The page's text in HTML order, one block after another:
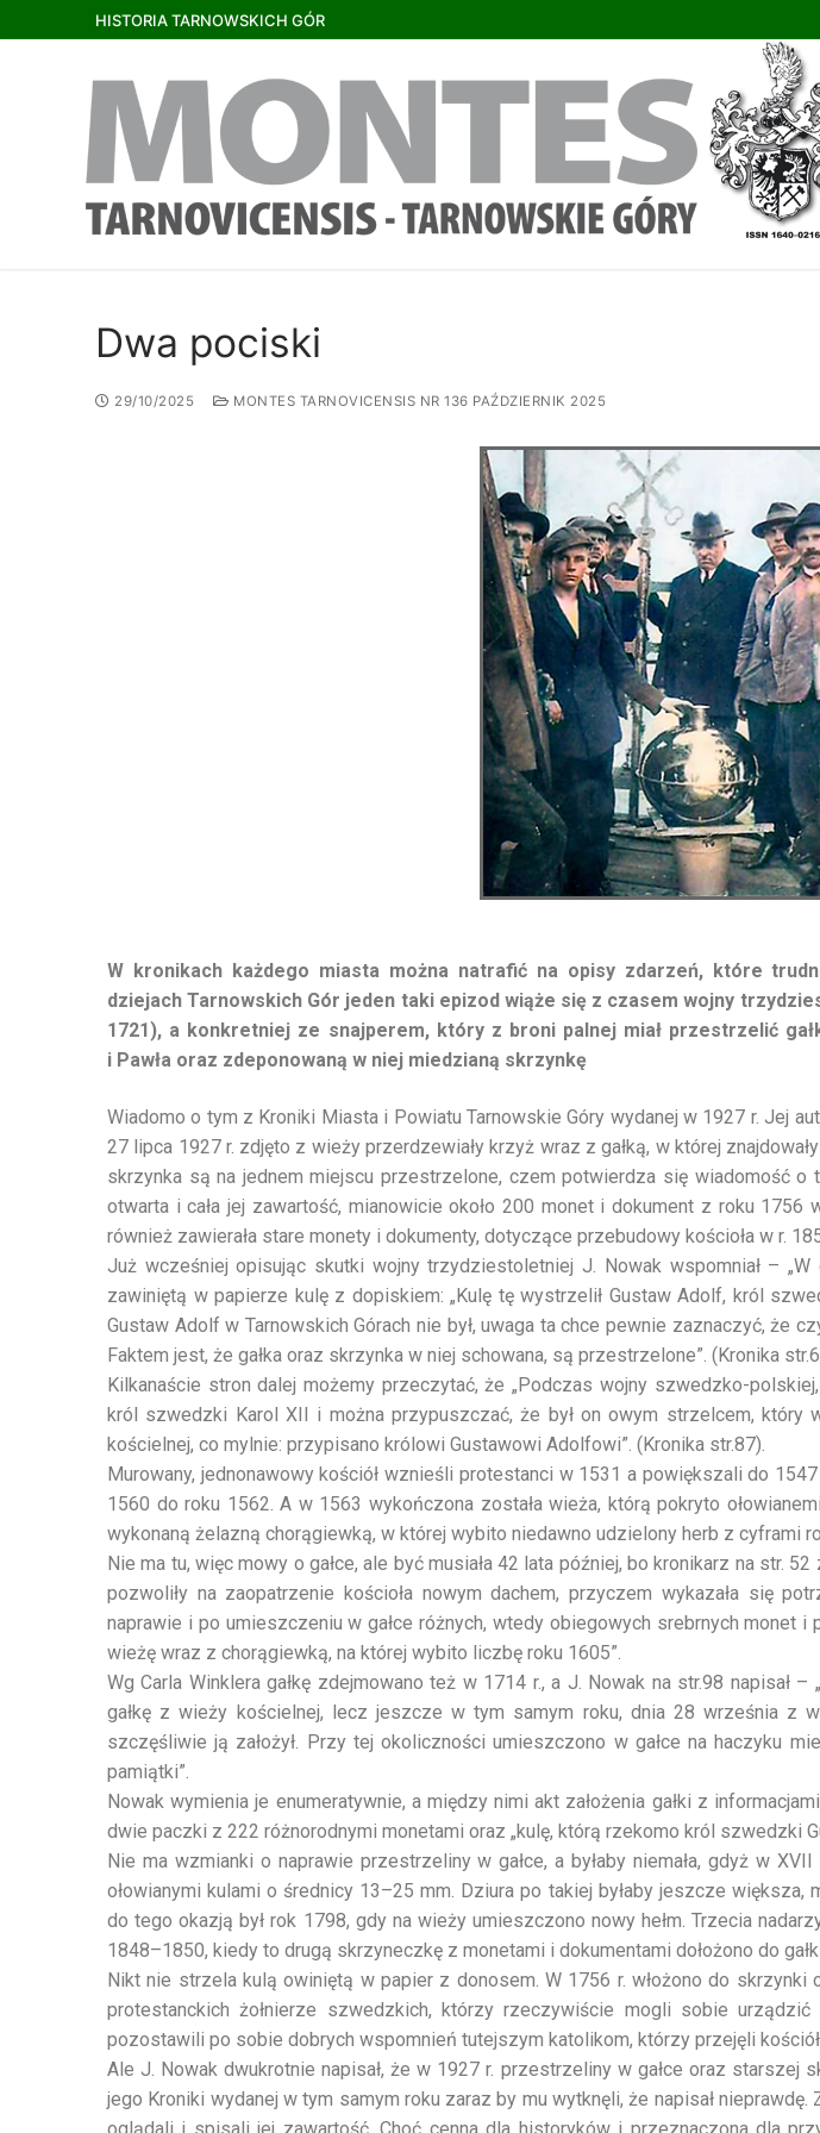
HISTORIA TARNOWSKICH GÓR
Dwa pociski
29/10/2025 MONTES TARNOVICENSIS NR 136 PAŹDZIERNIK 2025
W kronikach każdego miasta można natrafić na opisy zdarzeń, które
dziejach Tarnowskich Gór jeden taki epizod wiąże się z czasem wojny
1721), a konkretniej ze snajperem, który z broni palnej miał przestrzelić
i Pawła oraz zdeponowaną w niej miedzianą skrzynkę
Wiadomo o tym z Kroniki Miasta i Powiatu Tarnowskie Góry wydanej w 1927 r. Jej
27 lipca 1927 r. zdjęto z wieży przerdzewiały krzyż wraz z gałką, w której
skrzynka są na jednem miejscu przestrzelone, czem potwierdza się wiadomość o
otwarta i cała jej zawartość, mianowicie około 200 monet i dokument z roku 1756
również zawierała stare monety i dokumenty, dotyczące przebudowy kościoła w r.
Już wcześniej opisując skutki wojny trzydziestoletniej J. Nowak wspomniał –
zawiniętą w papierze kulę z dopiskiem: „Kulę tę wystrzelił Gustaw Adolf, król
Gustaw Adolf w Tarnowskich Górach nie był, uwaga ta chce pewnie zaznaczyć, że
Faktem jest, że gałka oraz skrzynka w niej schowana, są przestrzelone”. (Kronika
Kilkanaście stron dalej możemy przeczytać, że „Podczas wojny szwedzko-
król szwedzki Karol XII i można przypuszczać, że był on owym strzelcem, który
kościelnej, co mylnie: przypisano królowi Gustawowi Adolfowi”. (Kronika str.87).
Murowany, jednonawowy kościół wznieśli protestanci w 1531 a powiększali do 1547
1560 do roku 1562. A w 1563 wykończona została wieża, którą pokryto
wykonaną żelazną chorągiewką, w której wybito niedawno udzielony herb z cyframi
Nie ma tu, więc mowy o gałce, ale być musiała 42 lata później, bo kronikarz na str. 52
pozwoliły na zaopatrzenie kościoła nowym dachem, przyczem wykazała się
naprawie i po umieszczeniu w gałce różnych, wtedy obiegowych srebrnych monet i
wieżę wraz z chorągiewką, na której wybito liczbę roku 1605”.
Wg Carla Winklera gałkę zdejmowano też w 1714 r., a J. Nowak na str.98 napisał
gałkę z wieży kościelnej, lecz jeszcze w tym samym roku, dnia 28 września z
szczęśliwie ją założył. Przy tej okoliczności umieszczono w gałce na haczyku
pamiątki”.
Nowak wymienia je enumeratywnie, a między nimi akt założenia gałki z
dwie paczki z 222 różnorodnymi monetami oraz „kulę, którą rzekomo król szwedzki
Nie ma wzmianki o naprawie przestrzeliny w gałce, a byłaby niemała, gdyż w
ołowianymi kulami o średnicy 13–25 mm. Dziura po takiej byłaby jeszcze większa,
do tego okazją był rok 1798, gdy na wieży umieszczono nowy hełm. Trzecia
1848–1850, kiedy to drugą skrzyneczkę z monetami i dokumentami dołożono do
Nikt nie strzela kulą owiniętą w papier z donosem. W 1756 r. włożono do skrzynki
protestanckich żołnierze szwedzkich, którzy rzeczywiście mogli sobie
pozostawili po sobie dobrych wspomnień tutejszym katolikom, którzy przejęli kościół
Ale J. Nowak dwukrotnie napisał, że w 1927 r. przestrzeliny w gałce oraz starszej
jego Kroniki wydanej w tym samym roku zaraz by mu wytknęli, że napisał
oglądali i spisali jej zawartość. Choć cenna dla historyków i przeznaczona dla